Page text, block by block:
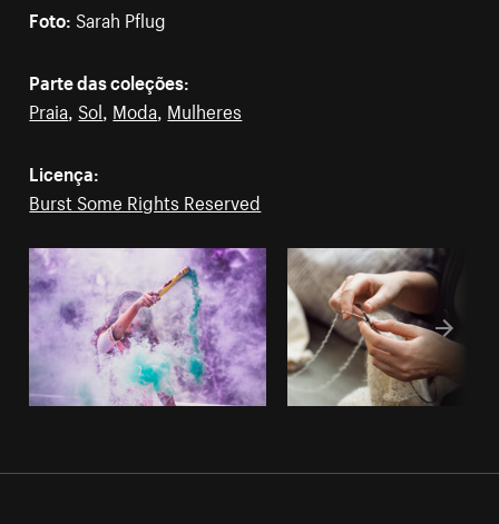
Foto: Sarah Pflug
Parte das coleções:
Praia, Sol, Moda, Mulheres
Licença:
Burst Some Rights Reserved